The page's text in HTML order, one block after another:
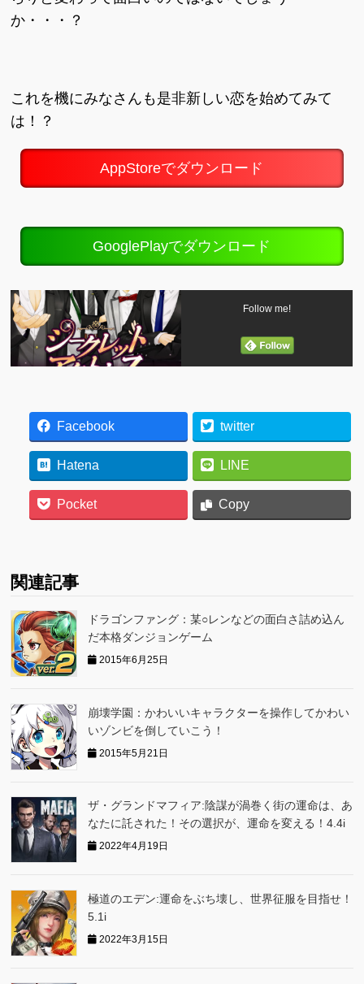
か・・・？
これを機にみなさんも是非新しい恋を始めてみて
は！？
AppStoreでダウンロード
GooglePlayでダウンロード
Follow me!
Facebook twitter
Hatena LINE
Pocket Copy
関連記事
ドラゴンファング：某○レンなどの面白さ詰め込ん
だ本格ダンジョンゲーム
2015年6月25日
崩壊学園：かわいいキャラクターを操作してかわい
いゾンビを倒していこう！
2015年5月21日
ザ・グランドマフィア:陰謀が渦巻く街の運命は、あ
なたに託された！その選択が、運命を変える！4.4i
2022年4月19日
極道のエデン:運命をぶち壊し、世界征服を目指せ！
5.1i
2022年3月15日